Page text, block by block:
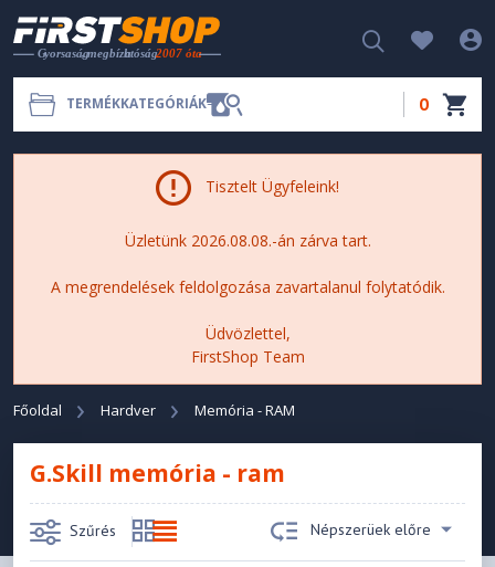
TERMÉKKATEGÓRIÁK 0
Tisztelt Ügyfeleink!
Üzletünk 2026.08.08.-án zárva tart.
A megrendelések feldolgozása zavartalanul folytatódik.
Üdvözlettel,
FirstShop Team
Főoldal Hardver Memória - RAM
G.Skill memória - ram
Szűrés Népszerüek előre